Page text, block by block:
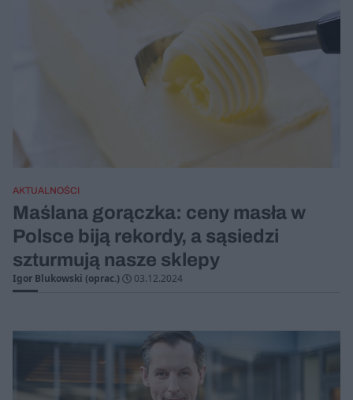
AKTUALNOŚCI
Maślana gorączka: ceny masła w
Polsce biją rekordy, a sąsiedzi
szturmują nasze sklepy
Igor Blukowski (oprac.) 03.12.2024